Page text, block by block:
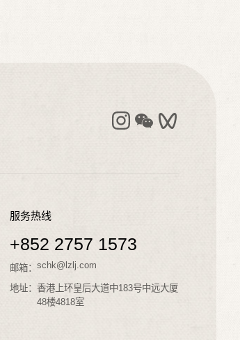
服务热线
+852 2757 1573
邮箱：schk@lzlj.com
地址：香港上环皇后大道中183号中远大厦
48楼4818室